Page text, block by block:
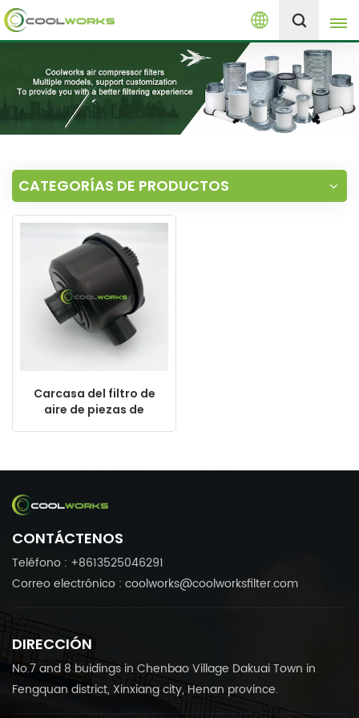
Español
English
español
العربية
русский
+8613525046291
CATEGORÍAS DE PRODUCTOS
Carcasa del filtro de
aire de piezas de
CONTÁCTENOS
Teléfono : +8613525046291
Correo electrónico : coolworks@coolworksfilter.com
DIRECCIÓN
No.7 and 8 buidings in Chenbao Village Dakuai Town in
Fengquan district, Xinxiang city, Henan province.